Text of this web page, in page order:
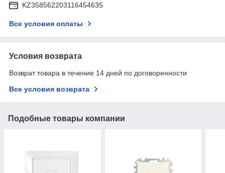
KZ358562203116454635
Все условия оплаты
Условия возврата
Возврат товара в течение 14 дней по договоренности
Все условия возврата
Подобные товары компании